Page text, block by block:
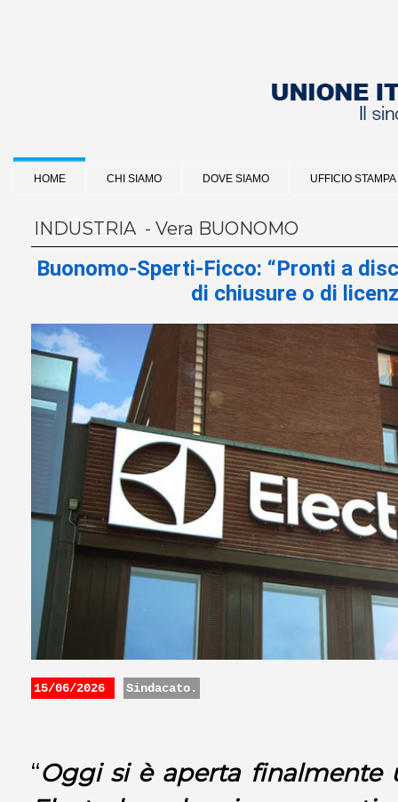
HOME CHI SIAMO DOVE SIAMO UFFICIO STAMPA
INDUSTRIA - Vera BUONOMO
Buonomo-Sperti-Ficco: “Pronti a
di chiusure o di
15/06/2026 Sindacato.
“Oggi si è aperta finalmente